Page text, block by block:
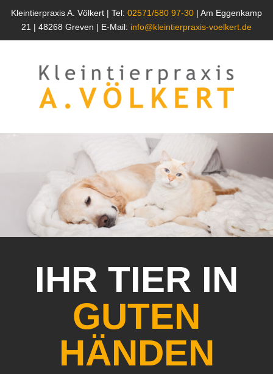
Kleintierpraxis A. Völkert | Tel: 02571/580 97-30 | Am Eggenkamp
21 | 48268 Greven | E-Mail: info@kleintierpraxis-voelkert.de
IHR TIER IN
GUTEN
HÄNDEN